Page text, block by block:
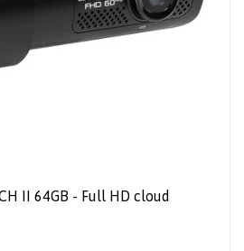
II 64GB - Full HD cloud